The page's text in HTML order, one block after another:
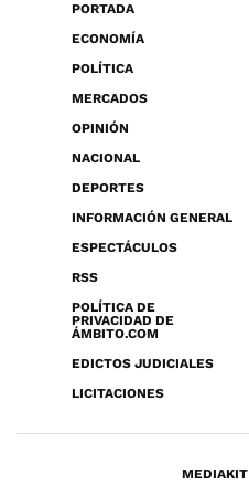
PORTADA
ECONOMÍA
POLÍTICA
MERCADOS
OPINIÓN
NACIONAL
DEPORTES
INFORMACIÓN GENERAL
ESPECTÁCULOS
RSS
POLÍTICA DE
PRIVACIDAD DE
ÁMBITO.COM
EDICTOS JUDICIALES
LICITACIONES
MEDIAKIT